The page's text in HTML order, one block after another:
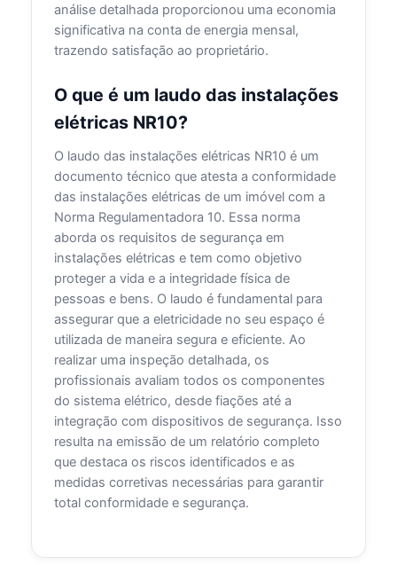
análise detalhada proporcionou uma economia
significativa na conta de energia mensal,
trazendo satisfação ao proprietário.
O que é um laudo das instalações
elétricas NR10?
O laudo das instalações elétricas NR10 é um
documento técnico que atesta a conformidade
das instalações elétricas de um imóvel com a
Norma Regulamentadora 10. Essa norma
aborda os requisitos de segurança em
instalações elétricas e tem como objetivo
proteger a vida e a integridade física de
pessoas e bens. O laudo é fundamental para
assegurar que a eletricidade no seu espaço é
utilizada de maneira segura e eficiente. Ao
realizar uma inspeção detalhada, os
profissionais avaliam todos os componentes
do sistema elétrico, desde fiações até a
integração com dispositivos de segurança. Isso
resulta na emissão de um relatório completo
que destaca os riscos identificados e as
medidas corretivas necessárias para garantir
total conformidade e segurança.